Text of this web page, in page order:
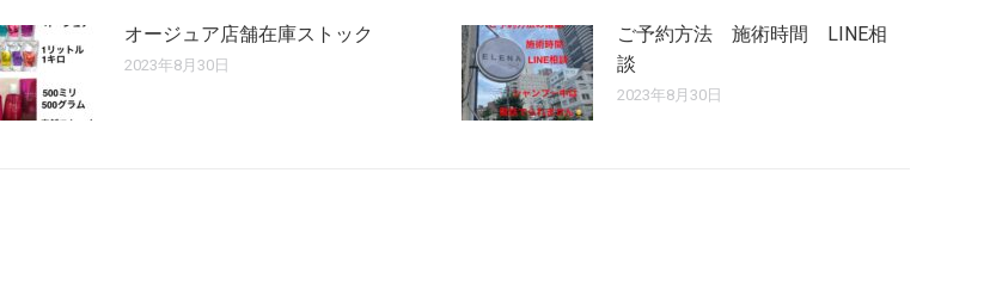
オージュア店舗在庫ストック
2023年8月30日
ご予約方法 施術時間 LINE相
談
2023年8月30日